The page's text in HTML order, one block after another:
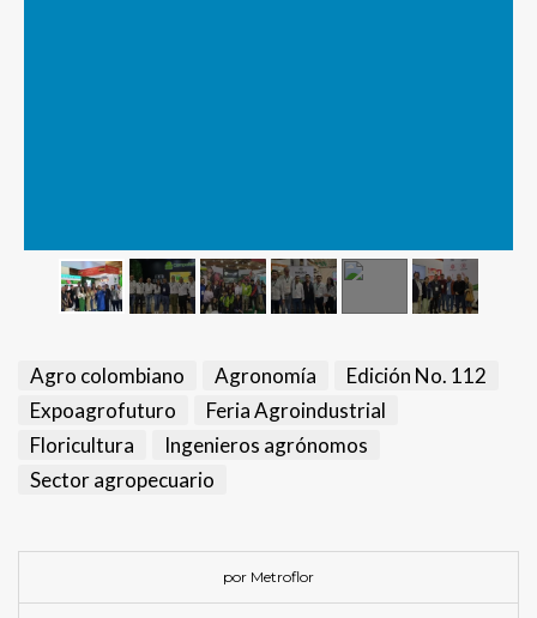
Agro colombiano Agronomía
Edición No. 112
Expoagrofuturo
Feria Agroindustrial
Floricultura
Ingenieros agrónomos
Sector agropecuario
por Metroflor